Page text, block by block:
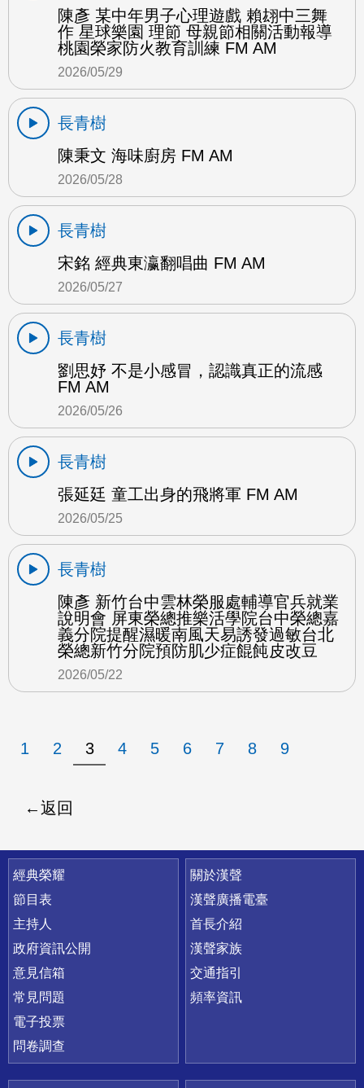
陳彥 某中年男子心理遊戲 賴翃中三舞
作 星球樂園 理節 母親節相關活動報導
桃園榮家防火教育訓練 FM AM
2026/05/29
長青樹
陳秉文 海味廚房 FM AM
2026/05/28
長青樹
宋銘 經典東瀛翻唱曲 FM AM
2026/05/27
長青樹
劉思妤 不是小感冒，認識真正的流感
FM AM
2026/05/26
長青樹
張延廷 童工出身的飛將軍 FM AM
2026/05/25
長青樹
陳彥 新竹台中雲林榮服處輔導官兵就業
說明會 屏東榮總推樂活學院台中榮總嘉
義分院提醒濕暖南風天易誘發過敏台北
榮總新竹分院預防肌少症餛飩皮改豆
2026/05/22
1 2 3 4 5 6 7 8 9
返回
快速連結
經典榮耀
節目表
主持人
政府資訊公開
意見信箱
常見問題
電子投票
問卷調查
關於漢聲
漢聲廣播電臺
首長介紹
漢聲家族
交通指引
頻率資訊